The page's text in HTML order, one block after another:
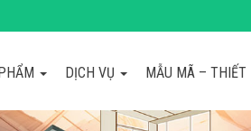
DỊCH VỤ MẪU MÃ – THIẾT